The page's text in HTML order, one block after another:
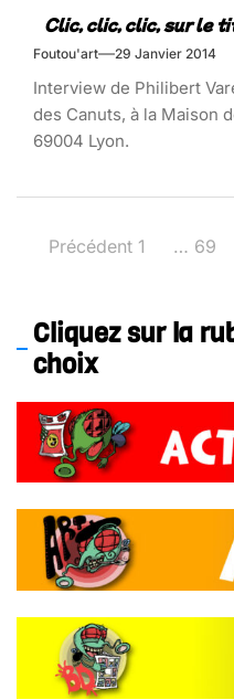
Foutou'art 29 Janvier 2014
Interview de Philibert
des Canuts, à la Maison
69004 Lyon.
Pagination
Précédent 1 … 69
Cliquez sur la
choix